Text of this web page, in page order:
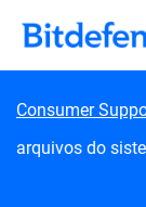
Consumer
arquivos do